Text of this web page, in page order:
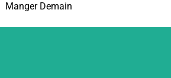
Manger Demain